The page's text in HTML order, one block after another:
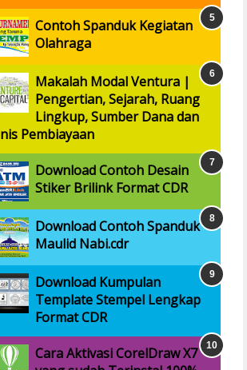
Contoh Spanduk Kegiatan
Olahraga
Makalah Modal Ventura |
Pengertian, Sejarah, Ruang
Lingkup, Sumber Dana dan
Pembiayaan
Download Contoh Desain
Stiker Brilink Format CDR
Download Contoh Spanduk
Maulid Nabi.cdr
Download Kumpulan
Template Stempel Lengkap
Format CDR
Cara Aktivasi CorelDraw X7